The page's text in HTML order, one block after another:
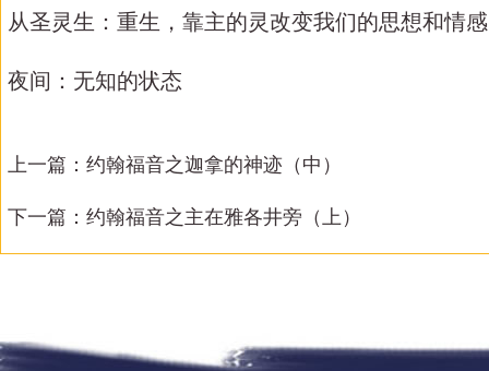
从圣灵生：重生，靠主的灵改变我们的思想和情感
夜间：无知的状态
上一篇： 约翰福音之迦拿的神迹（中）
下一篇： 约翰福音之主在雅各井旁（上）